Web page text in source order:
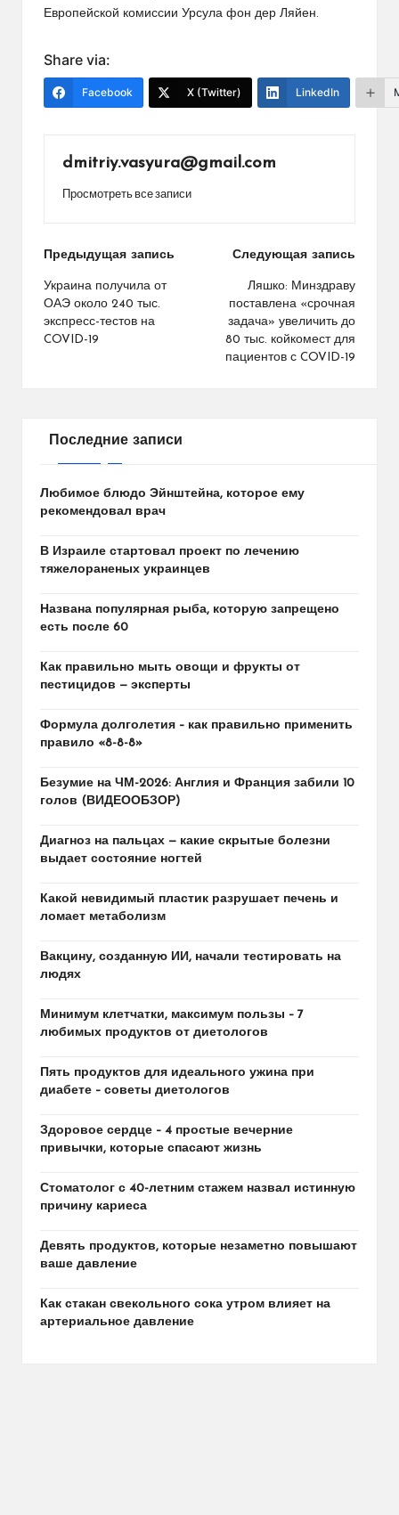
Европейской комиссии Урсула фон дер Ляйен.
Share via:
Facebook X (Twitter) LinkedIn
dmitriy.vasyura@gmail.com
Просмотреть все записи
Навигация
по
записям
Предыдущая запись
Украина получила от
ОАЭ около 240 тыс.
экспресс-тестов на
COVID-19
Следующая запись
Ляшко: Минздраву
поставлена «срочная
задача» увеличить до
80 тыс. койкомест для
пациентов с COVID-19
Последние записи
Любимое блюдо Эйнштейна, которое ему
рекомендовал врач
В Израиле стартовал проект по лечению
тяжелораненых украинцев
Названа популярная рыба, которую запрещено
есть после 60
Как правильно мыть овощи и фрукты от
пестицидов — эксперты
Формула долголетия – как правильно применить
правило «8-8-8»
Безумие на ЧМ-2026: Англия и Франция забили 10
голов (ВИДЕООБЗОР)
Диагноз на пальцах — какие скрытые болезни
выдает состояние ногтей
Какой невидимый пластик разрушает печень и
ломает метаболизм
Вакцину, созданную ИИ, начали тестировать на
людях
Минимум клетчатки, максимум пользы – 7
любимых продуктов от диетологов
Пять продуктов для идеального ужина при
диабете – советы диетологов
Здоровое сердце – 4 простые вечерние
привычки, которые спасают жизнь
Стоматолог с 40-летним стажем назвал истинную
причину кариеса
Девять продуктов, которые незаметно повышают
ваше давление
Как стакан свекольного сока утром влияет на
артериальное давление